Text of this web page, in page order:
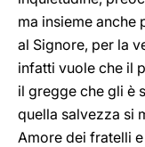
ma insieme anche
al Signore, per la
infatti vuole che il
il gregge che gli è
quella salvezza si
Amore dei fratelli